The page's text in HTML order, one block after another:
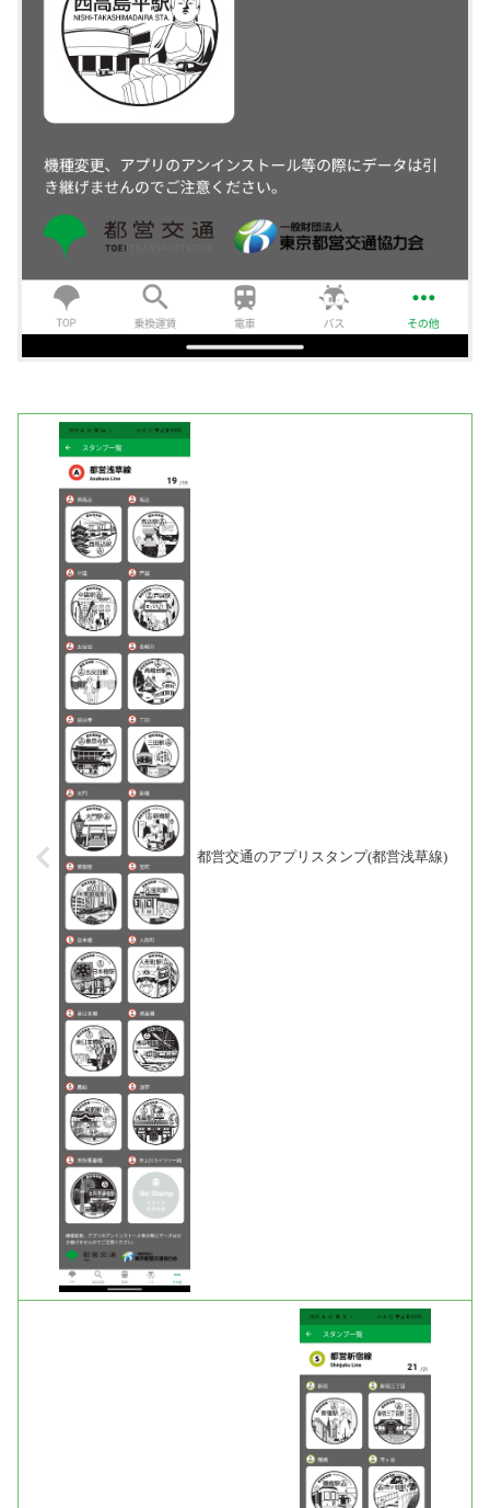
都営交通のアプリスタンプ(都営浅草線)